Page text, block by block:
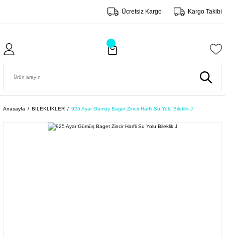
Ücretsiz Kargo Kargo Takibi
Anasayfa BİLEKLİKLER 925 Ayar Gümüş Baget Zincir Harfli Su Yolu Bileklik J